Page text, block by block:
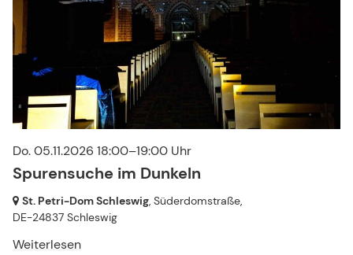
Do. 05.11.2026 18:00–19:00 Uhr
Spurensuche im Dunkeln
St. Petri-Dom Schleswig, Süderdomstraße,
DE-24837 Schleswig
Weiterlesen